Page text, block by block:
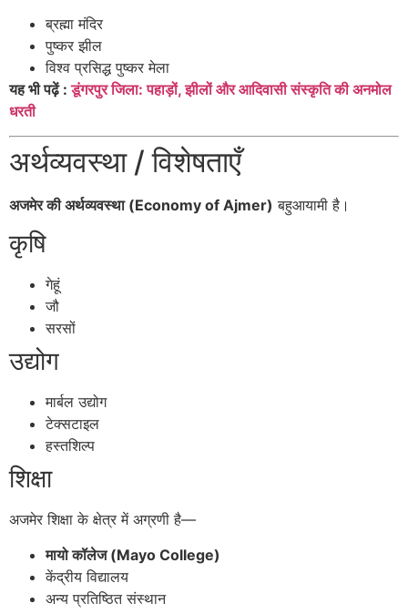
ब्रह्मा मंदिर
पुष्कर झील
विश्व प्रसिद्ध पुष्कर मेला
यह भी पढ़ें :डूंगरपुर जिला: पहाड़ों, झीलों और आदिवासी संस्कृति की अनमोल
धरती
अर्थव्यवस्था / विशेषताएँ
अजमेर की अर्थव्यवस्था (Economy of Ajmer) बहुआयामी है।
कृषि
गेहूं
जौ
सरसों
उद्योग
मार्बल उद्योग
टेक्सटाइल
हस्तशिल्प
शिक्षा
अजमेर शिक्षा के क्षेत्र में अग्रणी है—
मायो कॉलेज (Mayo College)
केंद्रीय विद्यालय
अन्य प्रतिष्ठित संस्थान